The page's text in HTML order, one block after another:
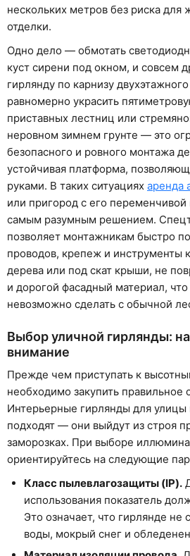
нескольких метров без риска для
отделки.
Одно дело — обмотать
куст сирени под окном, и совсем
гирлянду по карнизу
равномерно украсить
приставных лестниц или
неровном зимнем грунте — это
безопасного и ровного монтажа
устойчивая платформа,
руками. В таких ситуациях аренда
или пригород с его
самым разумным решением.
позволяет монтажникам быстро
проводов, крепеж и инструменты
дерева или под скат крыши, не
и дорогой фасадный материал,
невозможно сделать с обычной
Выбор уличной гирлянды:
внимание
Прежде чем приступать к
необходимо закупить правильное
Интерьерные гирлянды для улицы
подходят — они выйдут из строя
заморозках. При выборе
ориентируйтесь на следующие
Класс пылевлагозащиты (IP).
использования показатель
Это означает, что гирлянде
воды, мокрый снег и